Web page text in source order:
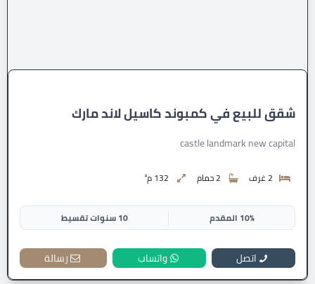
شقق للبيع في كمبوند كاسيل لاند مارك
castle landmark new capital
2 غرف 2 حمام 132 م²
10% المقدم 10 سنوات تقسيط
اتصل واتساب رسالة